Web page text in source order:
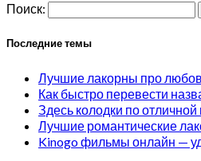
Поиск:
Последние темы
Лучшие лакорны про
Как быстро перевести
Здесь колодки по отличной
Лучшие романтические
Kinogo фильмы онлайн —